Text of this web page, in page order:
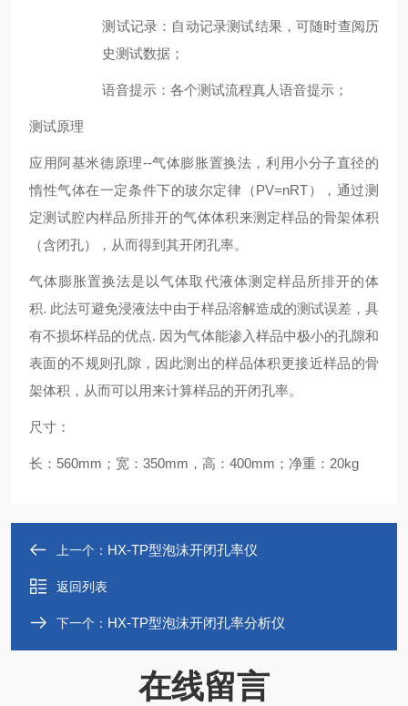
测试记录 ：自动记录测试结果，可随时查阅历
史测试数据；
语音提示 ：各个测试流程真人语音提示；
测试原理
应用阿基米德原理--气体膨胀置换法，利用小分子直径的
惰性气体在一定条件下的玻尔定律（PV=nRT），通过测
定测试腔内样品所排开的气体体积来测定样品的骨架体积
（含闭孔），从而得到其开闭孔率。
气体膨胀置换法是以气体取代液体测定样品所排开的体
积. 此法可避免浸液法中由于样品溶解造成的测试误差，具
有不损坏样品的优点. 因为气体能渗入样品中极小的孔隙和
表面的不规则孔隙，因此测出的样品体积更接近样品的骨
架体积，从而可以用来计算样品的开闭孔率。
尺寸：
长：560mm；宽：350mm，高：400mm；净重：20kg
上一个： HX-TP型泡沫开闭孔率仪
返回列表
下一个： HX-TP型泡沫开闭孔率分析仪
在线留言